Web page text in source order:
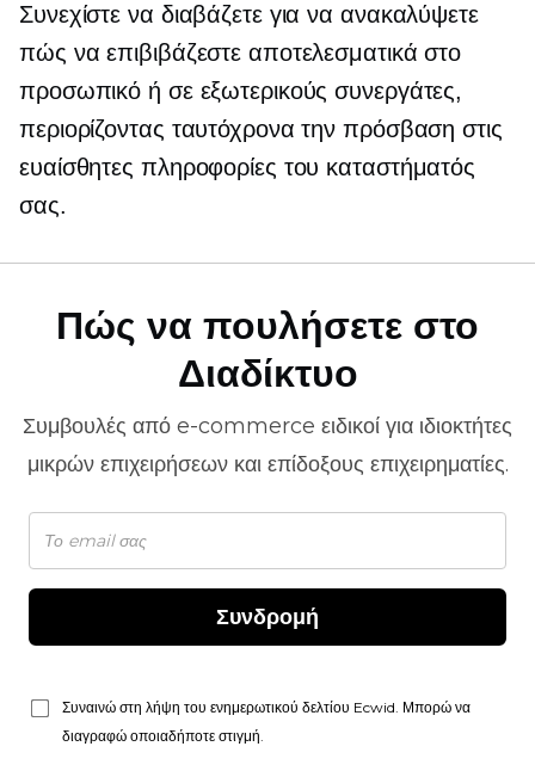
Συνεχίστε να διαβάζετε για να ανακαλύψετε
πώς να επιβιβάζεστε αποτελεσματικά στο
προσωπικό ή σε εξωτερικούς συνεργάτες,
περιορίζοντας ταυτόχρονα την πρόσβαση στις
ευαίσθητες πληροφορίες του καταστήματός
σας.
Πώς να πουλήσετε στο
Διαδίκτυο
Συμβουλές από e-commerce ειδικοί για ιδιοκτήτες
μικρών επιχειρήσεων και επίδοξους επιχειρηματίες.
Συνδρομή
Συναινώ στη λήψη του ενημερωτικού δελτίου Ecwid. Μπορώ να
διαγραφώ οποιαδήποτε στιγμή.